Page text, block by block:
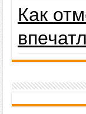
Как